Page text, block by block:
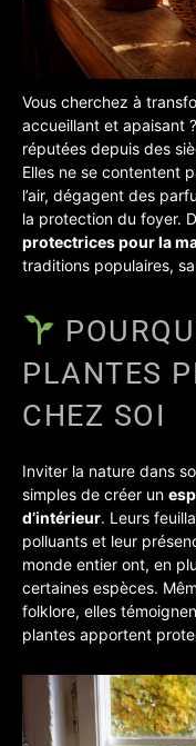
Vous cherchez à
accueillant et apaisant
réputées depuis des
Elles ne se contentent
l’air, dégagent des
la protection du foyer.
protectrices pour la
traditions populaires,
PLANTES
CHEZ SOI
Inviter la nature dans
simples de créer un
d’intérieur. Leurs
polluants et leur
monde entier ont, en
certaines espèces.
folklore, elles
plantes apportent